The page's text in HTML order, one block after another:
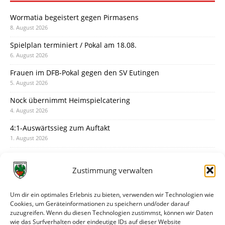
Zustimmung verwalten
Um dir ein optimales Erlebnis zu bieten, verwenden wir Technologien wie
Cookies, um Geräteinformationen zu speichern und/oder darauf
zuzugreifen. Wenn du diesen Technologien zustimmst, können wir Daten
wie das Surfverhalten oder eindeutige IDs auf dieser Website
Wormatia begeistert gegen Pirmasens
8. August 2026
Spielplan terminiert / Pokal am 18.08.
6. August 2026
Frauen im DFB-Pokal gegen den SV Eutingen
5. August 2026
Nock übernimmt Heimspielcatering
4. August 2026
4:1-Auswärtssieg zum Auftakt
1. August 2026
31. Juli 2026
30. Juli 2026
Deine Spielminute: 89+1
28. Juli 2026